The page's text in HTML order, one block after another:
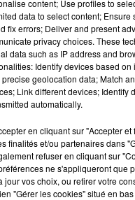
(1 min 15 sec)
l'agenda du Tarn nord
- 1 min 15 sec
TARN NORD DU
content; Use profiles to
data to select content; Ensure
fix errors; Deliver and present
privacy choices. These
data such as IP address and
Identify devices based on
geolocation data; Match
Link different devices; Identify
automatically.
en cliquant sur "Accepter et
finalités et/ou partenaires dans
refuser en cliquant sur
ne s'appliqueront que
jour vos choix, ou retirer votre
"Gérer les cookies" situé en